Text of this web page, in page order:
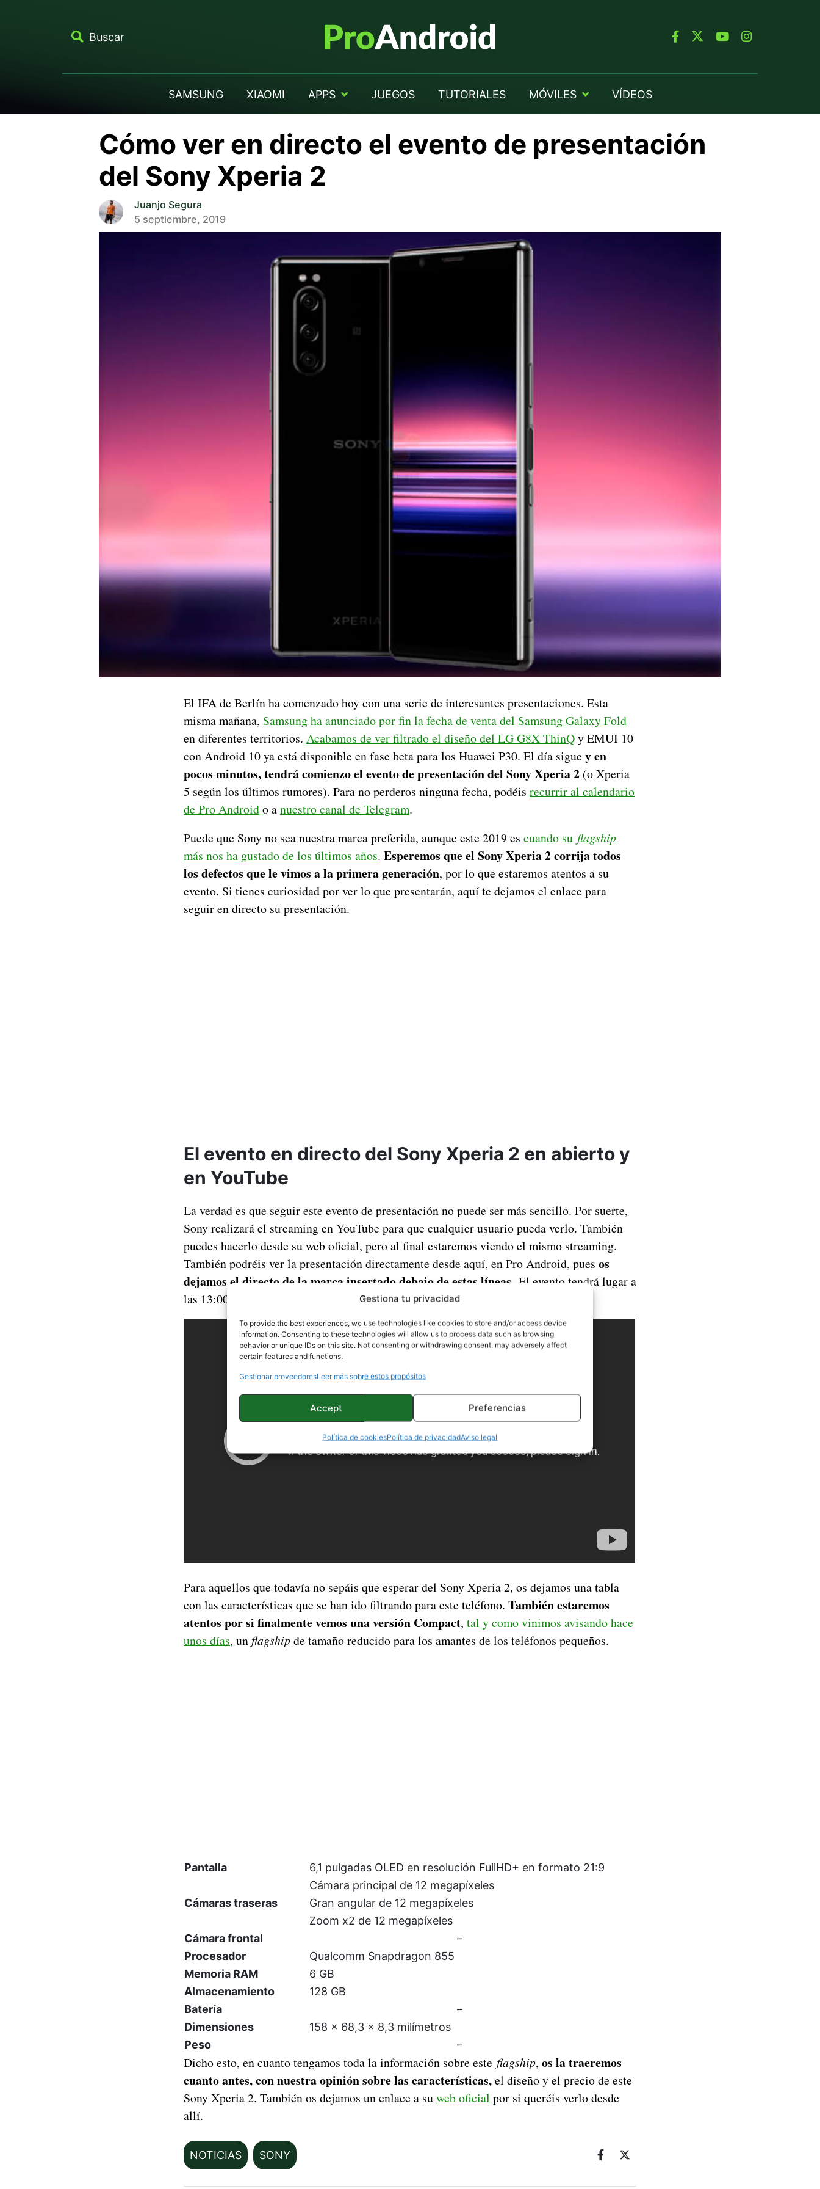
Gestiona tu privacidad
To provide the best experiences, we use technologies like cookies to store and/or access device
information. Consenting to these technologies will allow us to process data such as browsing
behavior or unique IDs on this site. Not consenting or withdrawing consent, may adversely affect
certain features and functions.
Gestionar proveedoresLeer más sobre estos propósitos
Accept Preferencias
Política de cookiesPolítica de privacidadAviso legal
Buscar
SAMSUNG XIAOMI APPS JUEGOS TUTORIALES MÓVILES VÍDEOS
Cómo ver en directo el evento de presentación
del Sony Xperia 2
Juanjo Segura
5 septiembre, 2019
El IFA de Berlín ha comenzado hoy con una serie de interesantes presentaciones. Esta
misma mañana, Samsung ha anunciado por fin la fecha de venta del Samsung Galaxy Fold
en diferentes territorios. Acabamos de ver filtrado el diseño del LG G8X ThinQy EMUI 10
con Android 10 ya está disponible en fase beta para los Huawei P30. El día sigue y en
pocos minutos, tendrá comienzo el evento de presentación del Sony Xperia 2 (o Xperia
5 según los últimos rumores). Para no perderos ninguna fecha, podéis recurrir al calendario
de Pro Androido anuestro canal de Telegram.
Puede que Sony no sea nuestra marca preferida, aunque este 2019 es cuando su flagship
más nos ha gustado de los últimos años. Esperemos que el Sony Xperia 2 corrija todos
los defectos que le vimos a la primera generación, por lo que estaremos atentos a su
evento. Si tienes curiosidad por ver lo que presentarán, aquí te dejamos el enlace para
seguir en directo su presentación.
El evento en directo del Sony Xperia 2 en abierto y
en YouTube
La verdad es que seguir este evento de presentación no puede ser más sencillo. Por suerte,
Sony realizará el streaming en YouTube para que cualquier usuario pueda verlo. También
puedes hacerlo desde su web oficial, pero al final estaremos viendo el mismo streaming.
También podréis ver la presentación directamente desde aquí, en Pro Android, pues os
dejamos el directo de la marca insertado debajo de estas líneas. El evento tendrá lugar a
las 13:00 hora española.
Para aquellos que todavía no sepáis que esperar del Sony Xperia 2, os dejamos una tabla
con las características que se han ido filtrando para este teléfono. También estaremos
atentos por si finalmente vemos una versión Compact, tal y como vinimos avisando hace
unos días, un flagshipde tamaño reducido para los amantes de los teléfonos pequeños.
Pantalla 6,1 pulgadas OLED en resolución FullHD+ en formato 21:9
Cámaras traseras
Cámara principal de 12 megapíxeles
Gran angular de 12 megapíxeles
Zoom x2 de 12 megapíxeles
Cámara frontal
–
Procesador
Qualcomm Snapdragon 855
Memoria RAM
6 GB
Almacenamiento
128 GB
Batería
–
Dimensiones
158 x 68,3 x 8,3 milímetros
Peso
–
Dicho esto, en cuanto tengamos toda la información sobre este flagship, os la traeremos
cuanto antes, con nuestra opinión sobre las características,el diseño y el precio de este
Sony Xperia 2. También os dejamos un enlace a suweb oficial por si queréis verlo desde
allí.
NOTICIAS SONY